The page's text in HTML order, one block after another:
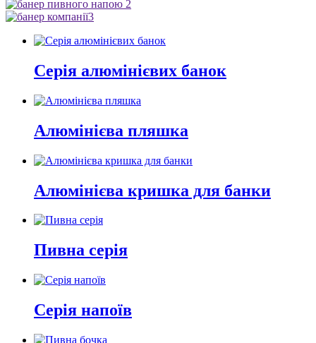
Серія алюмінієвих банок
Алюмінієва пляшка
Алюмінієва кришка для банки
Пивна серія
Серія напоїв